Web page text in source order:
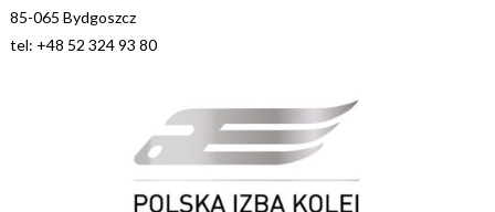
85-065 Bydgoszcz
tel: +48 52 324 93 80